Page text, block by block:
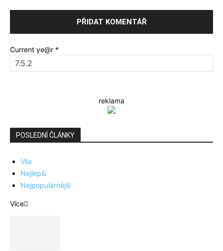
Current ye@r *
reklama
POSLEDNÍ ČLÁNKY
Vše
Nejlepší
Nejpopulárnější
Více